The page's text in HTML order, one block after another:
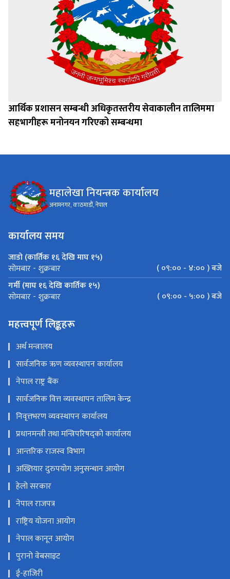
आर्थिक प्रशासन सम्बन्धी अधिकृतस्तरीय सेवाकालीन तालिममा
सहभागीहरू मनोनयन गरिएको सम्बन्धमा
महालेखा नियन्त्रक कार्यालय
अनामनगर, काठमाडौं, नेपाल
कार्यालय समय
जाडो (कार्तिक १६ देखि माघ १५)
सोमबार - शुक्रबार
( ०९:०० - ४:०० ) बजे
गर्मी (माघ १६ देखि कार्तिक १५)
सोमबार - शुक्रबार ( ०९:०० - ५:०० ) बजे
महत्त्वपूर्ण लिङ्कहरू
अर्थ मन्त्रालय
सार्वजनिक ऋण व्यवस्थापन कार्यालय
नेपाल राष्ट्र बैंक
सार्वजनिक वित्त व्यवस्थापन तालिम केन्द्र
निवृत्तभरण व्यवस्थापन कार्यालय
प्रधानमन्त्री तथा मन्त्रिपरिषद्को कार्यालय
आन्तरिक राजस्व विभाग
अख्तियार दुरुपयोग अनुसन्धान आयोग
हेलो सरकार
नेपाल राजपत्र
राष्ट्रिय योजना आयोग
नेपाल कानून आयोग
पुरानो वेबसाइट
ई-हाजिरी